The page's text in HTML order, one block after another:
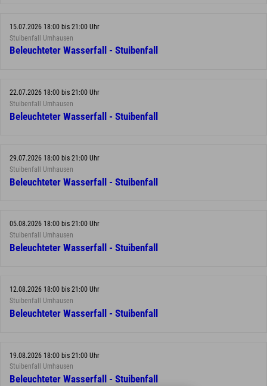
15.07.2026 18:00 bis 21:00 Uhr
Stuibenfall Umhausen
Beleuchteter Wasserfall - Stuibenfall
22.07.2026 18:00 bis 21:00 Uhr
Stuibenfall Umhausen
Beleuchteter Wasserfall - Stuibenfall
29.07.2026 18:00 bis 21:00 Uhr
Stuibenfall Umhausen
Beleuchteter Wasserfall - Stuibenfall
05.08.2026 18:00 bis 21:00 Uhr
Stuibenfall Umhausen
Beleuchteter Wasserfall - Stuibenfall
12.08.2026 18:00 bis 21:00 Uhr
Stuibenfall Umhausen
Beleuchteter Wasserfall - Stuibenfall
19.08.2026 18:00 bis 21:00 Uhr
Stuibenfall Umhausen
Beleuchteter Wasserfall - Stuibenfall